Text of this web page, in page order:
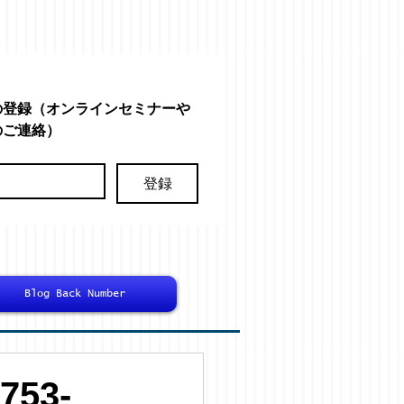
録（オンラインセミナーや
連絡）
登録
Blog Back Number